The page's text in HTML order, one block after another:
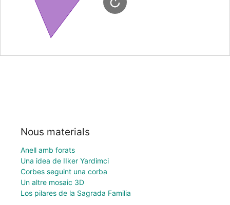
Nous materials
Anell amb forats
Una idea de IIker Yardimci
Corbes seguint una corba
Un altre mosaic 3D
Los pilares de la Sagrada Familia